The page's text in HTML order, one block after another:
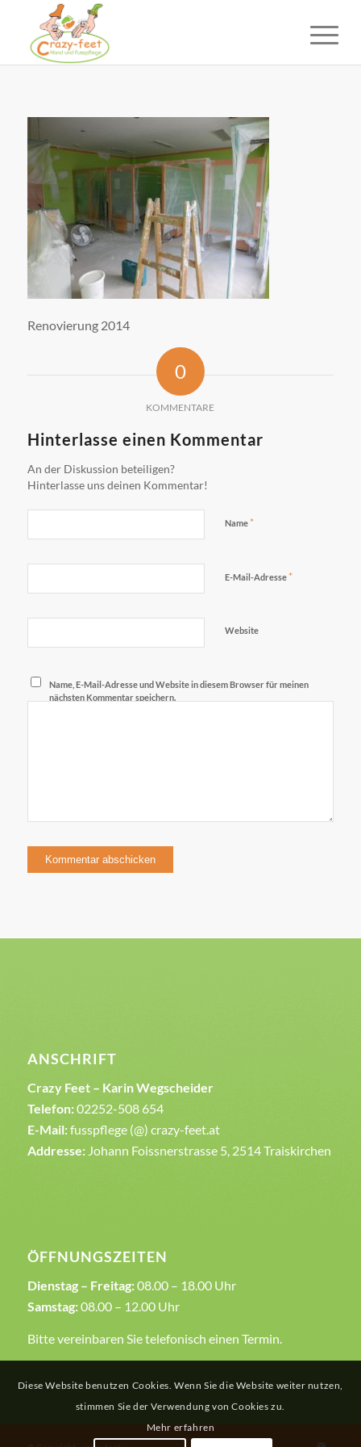
Renovierung 2014
0
KOMMENTARE
Hinterlasse einen Kommentar
An der Diskussion beteiligen?
Hinterlasse uns deinen Kommentar!
Name *
E-Mail-Adresse *
Website
Name, E-Mail-Adresse und Website in diesem Browser für meinen
nächsten Kommentar speichern.
ANSCHRIFT
Crazy Feet – Karin Wegscheider
Telefon:02252-508 654
E-Mail:fusspflege (@) crazy-feet.at
Addresse:Johann Foissnerstrasse 5, 2514 Traiskirchen
ÖFFNUNGSZEITEN
Dienstag – Freitag:08.00 – 18.00 Uhr
Samstag:08.00 – 12.00 Uhr
Bitte vereinbaren Sie telefonisch einen Termin.
Diese Website benutzen Cookies. Wenn Sie die Website weiter nutzen,
stimmen Sie der Verwendung von Cookies zu.
Mehr erfahren